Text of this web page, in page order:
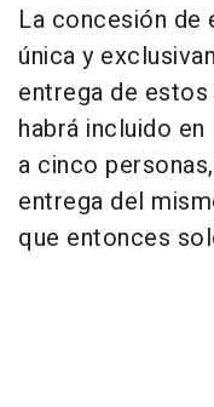
La concesión
única y
entrega de
habrá incluido
a cinco
entrega del
que entonces